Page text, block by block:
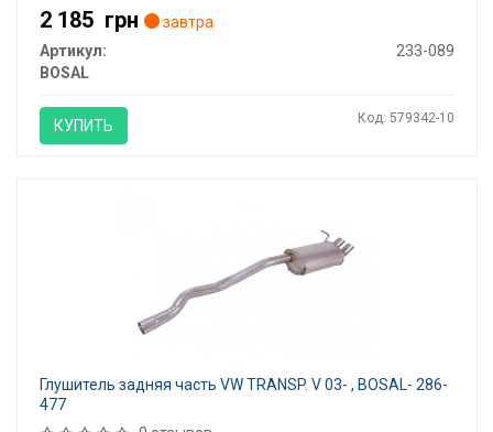
2 185 грн
завтра
Артикул:
233-089
BOSAL
КУПИТЬ Код: 579342-10
Глушитель задняя часть VW TRANSP. V 03- , BOSAL- 286-
477